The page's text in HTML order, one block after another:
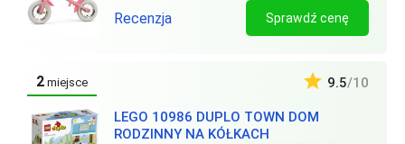
Recenzja Sprawdź cenę
2 miejsce
LEGO 10986 DUPLO TOWN DOM
RODZINNY NA KÓŁKACH
9.5/10